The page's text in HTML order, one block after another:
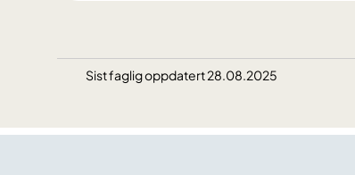
Sist faglig oppdatert 28.08.2025